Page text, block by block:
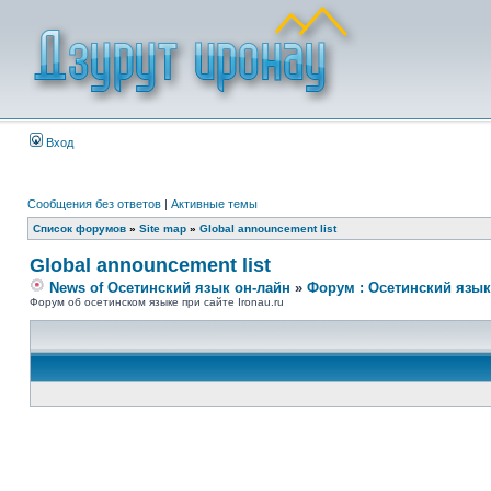
Вход
Сообщения без ответов | Активные темы
Список форумов » Site map » Global announcement list
Global announcement list
News of Осетинский язык он-лайн » Форум : Осетинский
Форум об осетинском языке при сайте Ironau.ru